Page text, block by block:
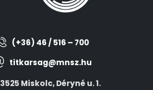
(+36) 46 / 516 – 700
titkarsag@mnsz.hu
3525 Miskolc, Déryné u. 1.